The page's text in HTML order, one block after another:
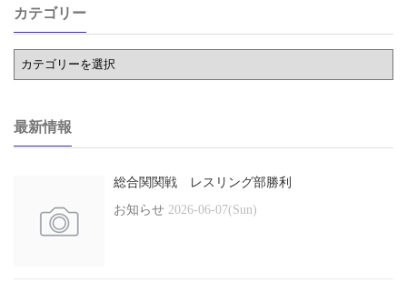
カテゴリー
最新情報
総合関関戦 レスリング部勝利
お知らせ 2026-06-07(Sun)